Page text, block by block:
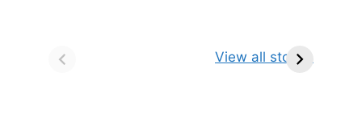
View all stories
किसे कहते है?
ज्योतिर्लिंग | नाम,